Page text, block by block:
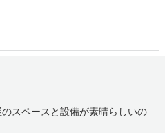
スペースと設備が素晴らしいの